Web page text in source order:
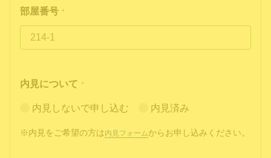
部屋番号 *
内見について *
内見しないで申し込む 内見済み
※内見をご希望の方は 内見フォームからお申し込みください。